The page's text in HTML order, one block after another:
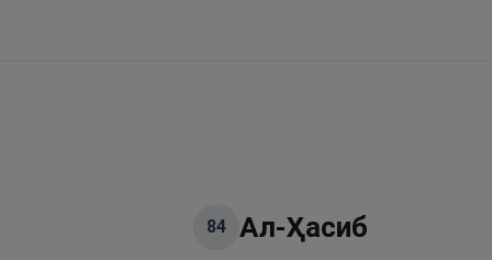
84 Ал-Ҳасиб